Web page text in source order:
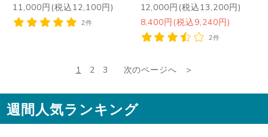
11,000円(税込12,100円)
2件
12,000円(税込13,200円)
8,400円(税込9,240円)
2件
1 2 3 次のページへ
週間人気ランキング